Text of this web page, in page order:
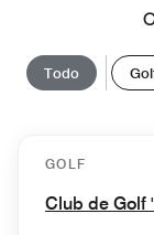
Todo
GOLF
Club de Golf